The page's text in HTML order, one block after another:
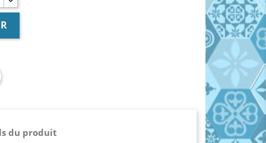
du produit